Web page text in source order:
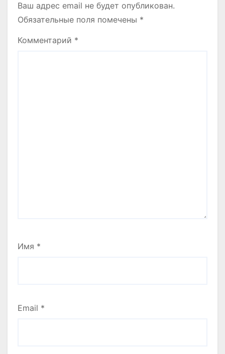
Ваш адрес email не будет опубликован.
Обязательные поля помечены *
Комментарий *
Имя *
Email *